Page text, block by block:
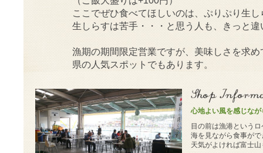
ここでぜひ食べてほしいのは、ぷりぷり生し
生しらすは苦手・・・と思う人も、きっと違
漁期の期間限定営業ですが、美味しさを求
県の人気スポットでもあります。
心地よい風を感じな
目の前は漁港という
海を見ながら食事が
天気がよければ富士